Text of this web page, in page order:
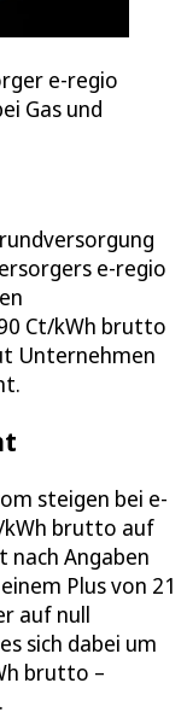
e-regio
Gas und
e-regio
Ct/kWh brutto
Unternehmen
steigen bei e-
kWh brutto auf
Angaben
Plus von 21
auf null
sich dabei um
brutto –